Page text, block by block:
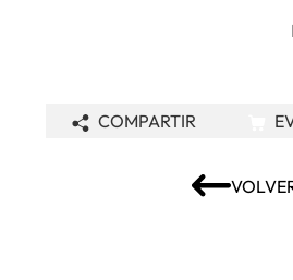
COMPARTIR